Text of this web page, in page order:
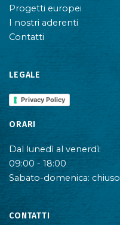
Progetti europei
I nostri aderenti
Contatti
LEGALE
Privacy Policy
ORARI
Dal lunedì al venerdì:
09:00 - 18:00
Sabato-domenica: chiuso
CONTATTI